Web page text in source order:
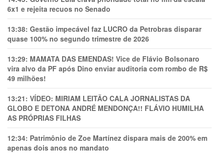
6x1 e rejeita recuos no Senado
13:38: Gestão impecável faz LUCRO da Petrobras disparar
quase 100% no segundo trimestre de 2026
13:29: MAMATA DAS EMENDAS! Vice de Flávio Bolsonaro
vira alvo da PF após Dino enviar auditoria com rombo de R$
49 milhões!
13:21: VÍDEO: MIRIAM LEITÃO CALA JORNALISTAS DA
GLOBO E DETONA ANDRÉ MENDONÇA!! FLÁVIO HUMILHA
AS PRÓPRIAS FILHAS
12:34: Patrimônio de Zoe Martínez dispara mais de 200% em
apenas dois anos no mandato